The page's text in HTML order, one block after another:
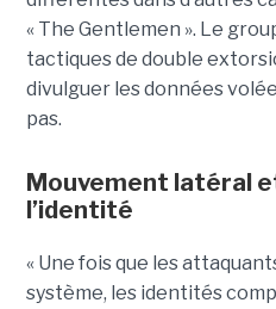
« The Gentlemen ». Le
tactiques de double
divulguer les données
pas.
Mouvement latéral
l’identité
« Une fois que les
système, les identités